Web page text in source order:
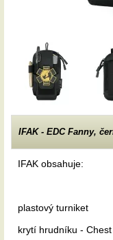
IFAK - EDC Fanny,
IFAK obsahuje:
plastový turniket
krytí hrudníku -